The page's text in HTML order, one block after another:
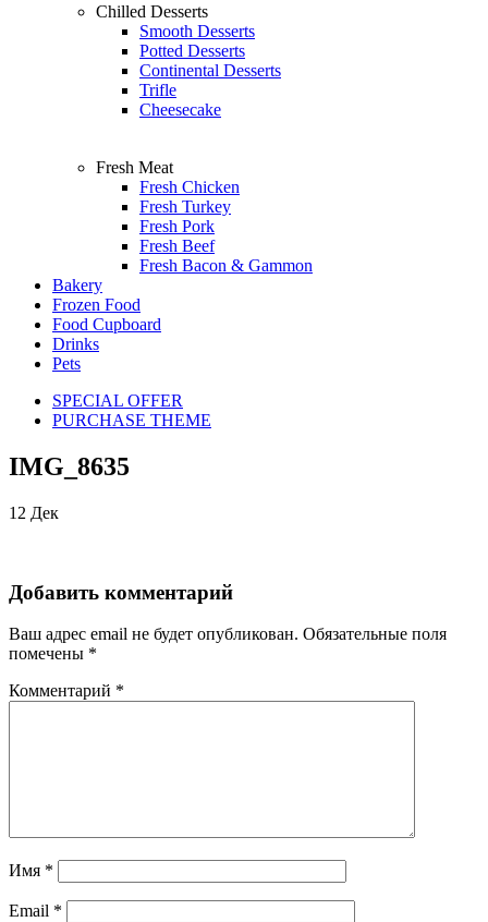
Chilled Desserts
Smooth Desserts
Potted Desserts
Continental Desserts
Trifle
Cheesecake
Fresh Meat
Fresh Chicken
Fresh Turkey
Fresh Pork
Fresh Beef
Fresh Bacon & Gammon
Bakery
Frozen Food
Food Cupboard
Drinks
Pets
SPECIAL OFFER
PURCHASE THEME
IMG_8635
12 Дек
Добавить комментарий
Ваш адрес email не будет опубликован. Обязательные поля
помечены *
Комментарий *
Имя *
Email *